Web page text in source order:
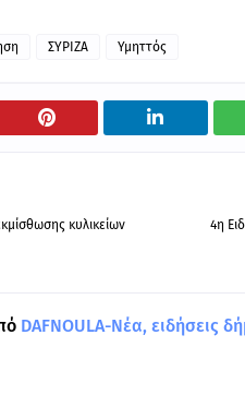
ΣΥΡΙΖΑ Υμηττός
4η
κυλικείων
DAFNOULA-Νέα, ειδήσεις